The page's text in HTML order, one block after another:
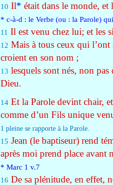
10 Il* était dans le monde,
* c-à-d : le Verbe (ou : la Parole)
11 Il est venu chez lui; et les
12 Mais à tous ceux qui
croient en son nom ;
13 lesquels sont nés, non
Dieu.
14 Et la Parole devint chair,
comme d’un Fils unique
1 pleine se rapporte à la Parole.
15 Jean (le baptiseur) rend
après moi prend place avant
* Marc 1 v.7
16 De sa plénitude, en effet,